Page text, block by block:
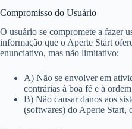
Compromisso do Usuário
O usuário se compromete a fazer
informação que o Aperte Start
enunciativo, mas não limitativo:
A) Não se envolver em
contrárias à boa fé e à
B) Não causar danos aos
(softwares) do Aperte Start,